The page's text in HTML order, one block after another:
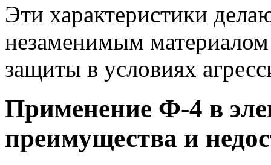
Эти характеристики
незаменимым
защиты в условиях
Применение Ф-4 в
преимущества и